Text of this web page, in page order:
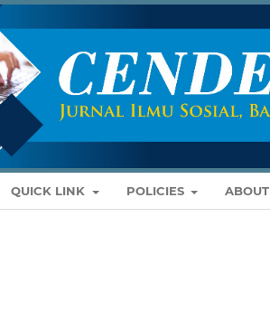
QUICK LINK POLICIES ABOUT